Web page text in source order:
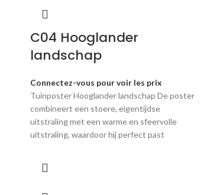
C04 Hooglander
landschap
Connectez-vous pour voir les prix
Tuinposter Hooglander landschap De poster
combineert een stoere, eigentijdse
uitstraling met een warme en sfeervolle
uitstraling, waardoor hij perfect past